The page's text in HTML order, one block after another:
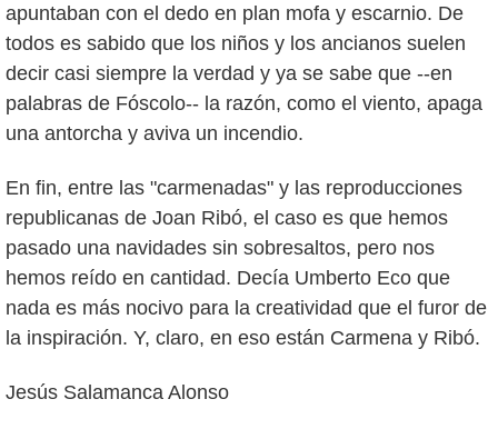
apuntaban con el dedo en plan mofa y escarnio. De
todos es sabido que los niños y los ancianos suelen
decir casi siempre la verdad y ya se sabe que --en
palabras de Fóscolo-- la razón, como el viento, apaga
una antorcha y aviva un incendio.
En fin, entre las "carmenadas" y las reproducciones
republicanas de Joan Ribó, el caso es que hemos
pasado una navidades sin sobresaltos, pero nos
hemos reído en cantidad. Decía Umberto Eco que
nada es más nocivo para la creatividad que el furor de
la inspiración. Y, claro, en eso están Carmena y Ribó.
Jesús Salamanca Alonso